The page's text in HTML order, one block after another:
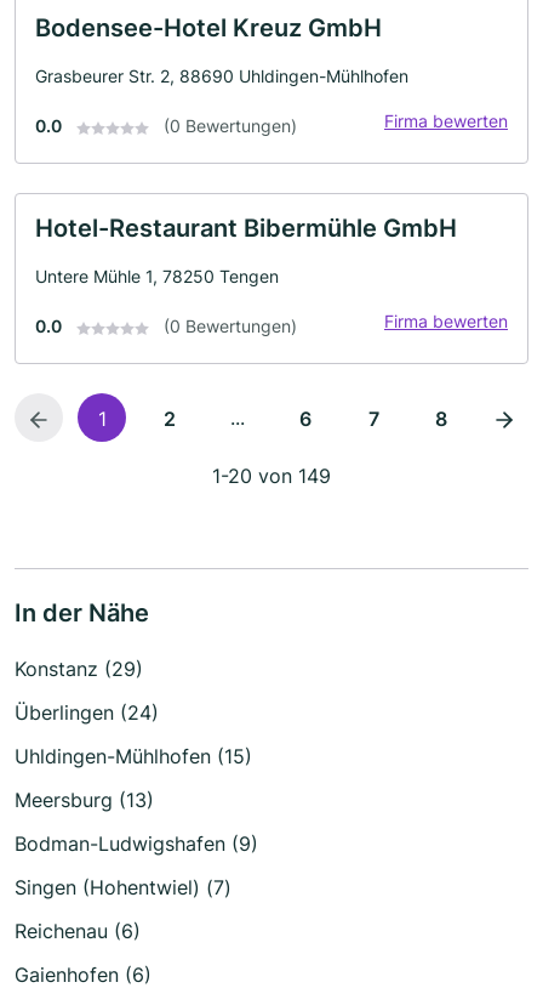
Bodensee-Hotel Kreuz GmbH
Grasbeurer Str. 2, 88690 Uhldingen-Mühlhofen
0.0 (0 Bewertungen) Firma bewerten
Hotel-Restaurant Bibermühle GmbH
Untere Mühle 1, 78250 Tengen
0.0 (0 Bewertungen) Firma bewerten
1 2 ... 6 7 8
1-20 von 149
In der Nähe
Konstanz (29)
Überlingen (24)
Uhldingen-Mühlhofen (15)
Meersburg (13)
Bodman-Ludwigshafen (9)
Singen (Hohentwiel) (7)
Reichenau (6)
Gaienhofen (6)